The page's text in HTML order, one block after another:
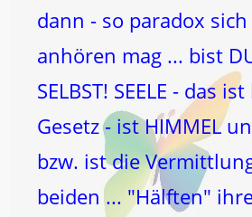
dann - so paradox sich
anhören mag ... bist
SELBST! SEELE - das
Gesetz - ist HIMMEL
bzw. ist die
beiden ... "Hälften"